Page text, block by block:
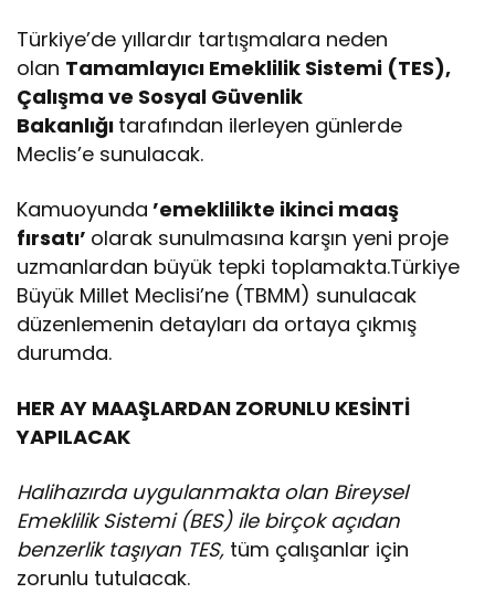
Türkiye’de yıllardır tartışmalara neden
olan Tamamlayıcı Emeklilik Sistemi (TES),
Çalışma ve Sosyal Güvenlik
Bakanlığı tarafından ilerleyen günlerde
Meclis’e sunulacak.
Kamuoyunda ’emeklilikte ikinci maaş
fırsatı’ olarak sunulmasına karşın yeni proje
uzmanlardan büyük tepki toplamakta.Türkiye
Büyük Millet Meclisi’ne (TBMM) sunulacak
düzenlemenin detayları da ortaya çıkmış
durumda.
HER AY MAAŞLARDAN ZORUNLU KESİNTİ
YAPILACAK
Halihazırda uygulanmakta olan Bireysel
Emeklilik Sistemi (BES) ile birçok açıdan
benzerlik taşıyan TES, tüm çalışanlar için
zorunlu tutulacak.